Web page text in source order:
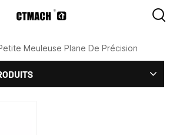
Meuleuse Plane De Précision